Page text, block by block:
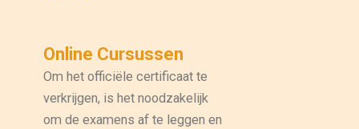
Online Cursussen
Om het officiële certificaat te
verkrijgen, is het noodzakelijk
om de examens af te leggen en